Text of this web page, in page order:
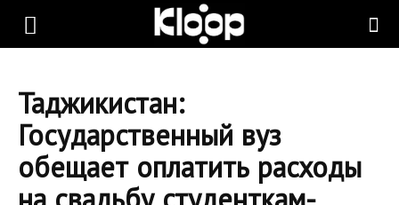
KLOOP.KG
Новости
Таджикистан:
Государственный вуз
обещает оплатить расходы